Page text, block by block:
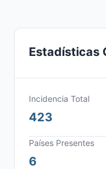
Estadísticas
Incidencia Total
423
Países Presentes
6